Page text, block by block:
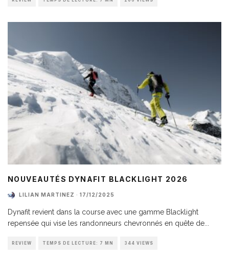
NOUVEAUTÉS DYNAFIT BLACKLIGHT 2026
LILIAN MARTINEZ · 17/12/2025
Dynafit revient dans la course avec une gamme Blacklight
repensée qui vise les randonneurs chevronnés en quête de
REVIEW TEMPS DE LECTURE: 7 MN 344 VIEWS